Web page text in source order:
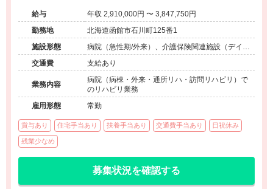
給与
年収 2,910,000円 〜 3,847,750円
勤務地
北海道函館市石川町125番1
施設形態
病院（急性期/外来）、介護保険関連施設（デイケ
ア/訪問看護・リハ）
交通費 支給あり
業務内容
病院（病棟・外来・通所リハ・訪問リハビリ）で
のリハビリ業務
雇用形態
常勤
賞与あり 住宅手当あり 扶養手当あり 交通費手当あり 日祝休み
残業少なめ
募集状況を確認する